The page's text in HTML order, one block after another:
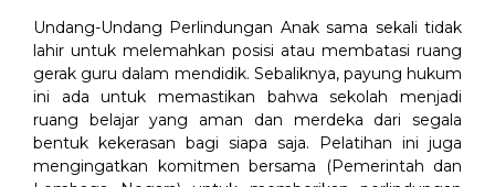
Undang-Undang Perlindungan Anak sama sekali tidak
lahir untuk melemahkan posisi atau membatasi ruang
gerak guru dalam mendidik. Sebaliknya, payung hukum
ini ada untuk memastikan bahwa sekolah menjadi
ruang belajar yang aman dan merdeka dari segala
bentuk kekerasan bagi siapa saja. Pelatihan ini juga
mengingatkan komitmen bersama (Pemerintah dan